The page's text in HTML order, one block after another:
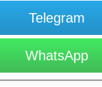
Telegram
WhatsApp